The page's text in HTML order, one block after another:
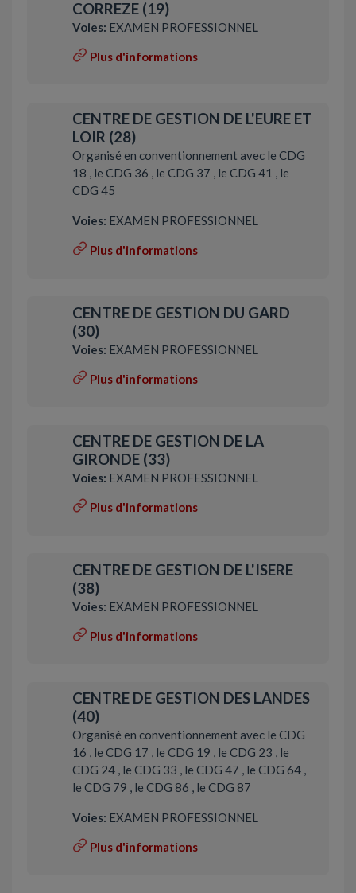
CORREZE (19)
Voies: EXAMEN PROFESSIONNEL
Plus d'informations
CENTRE DE GESTION DE L'EURE ET
LOIR (28)
Organisé en conventionnement avec le CDG
18 , le CDG 36 , le CDG 37 , le CDG 41 , le
CDG 45
Voies: EXAMEN PROFESSIONNEL
Plus d'informations
CENTRE DE GESTION DU GARD
(30)
Voies: EXAMEN PROFESSIONNEL
Plus d'informations
CENTRE DE GESTION DE LA
GIRONDE (33)
Voies: EXAMEN PROFESSIONNEL
Plus d'informations
CENTRE DE GESTION DE L'ISERE
(38)
Voies: EXAMEN PROFESSIONNEL
Plus d'informations
CENTRE DE GESTION DES LANDES
(40)
Organisé en conventionnement avec le CDG
16 , le CDG 17 , le CDG 19 , le CDG 23 , le
CDG 24 , le CDG 33 , le CDG 47 , le CDG 64 ,
le CDG 79 , le CDG 86 , le CDG 87
Voies: EXAMEN PROFESSIONNEL
Plus d'informations